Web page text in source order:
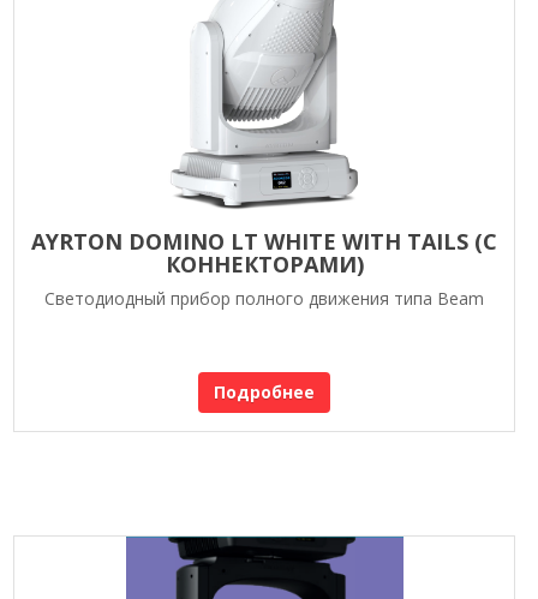
AYRTON DOMINO LT WHITE WITH TAILS (С
КОННЕКТОРАМИ)
Светодиодный прибор полного движения типа Beam
Подробнее